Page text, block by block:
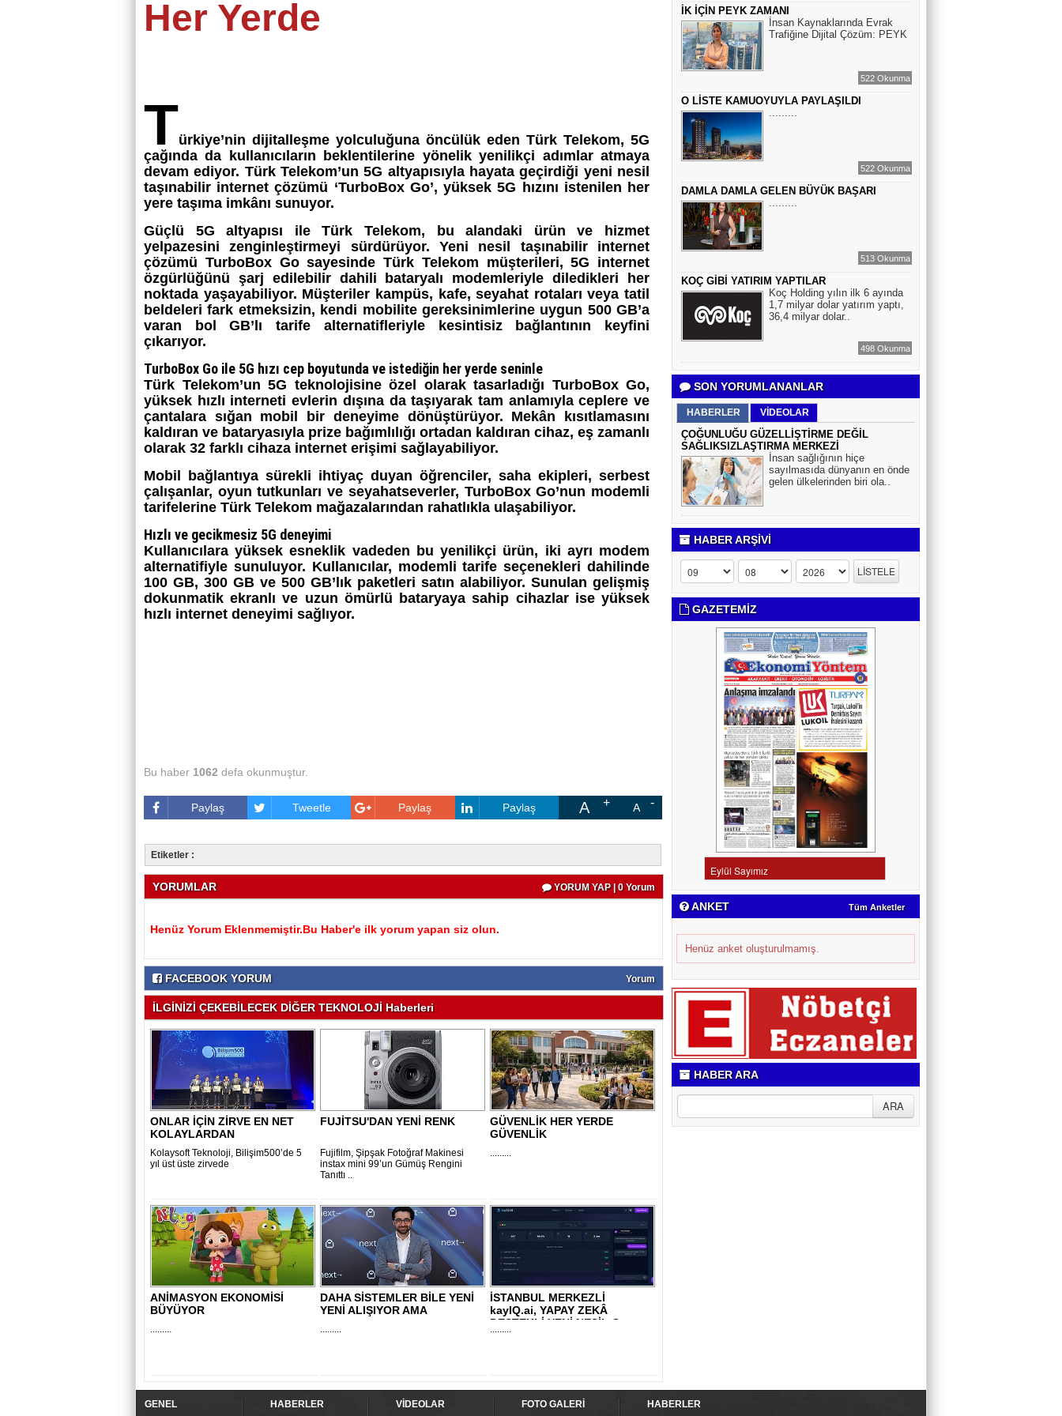
Her Yerde
Türkiye’nin dijitalleşme yolculuğuna öncülük eden Türk Telekom, 5G
çağında da kullanıcıların beklentilerine yönelik yenilikçi adımlar atmaya
devam ediyor. Türk Telekom’un 5G altyapısıyla hayata geçirdiği yeni nesil
taşınabilir internet çözümü ‘TurboBox Go’, yüksek 5G hızını istenilen her
yere taşıma imkânı sunuyor.
Güçlü 5G altyapısı ile Türk Telekom, bu alandaki ürün ve hizmet
yelpazesini zenginleştirmeyi sürdürüyor. Yeni nesil taşınabilir internet
çözümü TurboBox Go sayesinde Türk Telekom müşterileri, 5G internet
özgürlüğünü şarj edilebilir dahili bataryalı modemleriyle diledikleri her
noktada yaşayabiliyor. Müşteriler kampüs, kafe, seyahat rotaları veya tatil
beldeleri fark etmeksizin, kendi mobilite gereksinimlerine uygun 500 GB’a
varan bol GB’lı tarife alternatifleriyle kesintisiz bağlantının keyfini
çıkarıyor.
TurboBox Go ile 5G hızı cep boyutunda ve istediğin her yerde seninle
Türk Telekom’un 5G teknolojisine özel olarak tasarladığı TurboBox Go,
yüksek hızlı interneti evlerin dışına da taşıyarak tam anlamıyla ceplere ve
çantalara sığan mobil bir deneyime dönüştürüyor. Mekân kısıtlamasını
kaldıran ve bataryasıyla prize bağımlılığı ortadan kaldıran cihaz, eş zamanlı
olarak 32 farklı cihaza internet erişimi sağlayabiliyor.
Mobil bağlantıya sürekli ihtiyaç duyan öğrenciler, saha ekipleri, serbest
çalışanlar, oyun tutkunları ve seyahatseverler, TurboBox Go’nun modemli
tarifelerine Türk Telekom mağazalarından rahatlıkla ulaşabiliyor.
Hızlı ve gecikmesiz 5G deneyimi
Kullanıcılara yüksek esneklik vadeden bu yenilikçi ürün, iki ayrı modem
alternatifiyle sunuluyor. Kullanıcılar, modemli tarife seçenekleri dahilinde
100 GB, 300 GB ve 500 GB’lık ‎paketleri satın alabiliyor. Sunulan gelişmiş
dokunmatik ekranlı ve uzun ömürlü ‎bataryaya sahip cihazlar ise yüksek
hızlı internet deneyimi sağlıyor.‎
Bu haber 1062 defa okunmuştur.
Paylaş Tweetle Paylaş Paylaş A A
Etiketler :
YORUMLAR YORUM YAP | 0 Yorum
Henüz Yorum Eklenmemiştir.Bu Haber'e ilk yorum yapan siz olun.
FACEBOOK YORUM Yorum
İLGİNİZİ ÇEKEBİLECEK DİĞER TEKNOLOJİ Haberleri
ONLAR İÇİN ZİRVE EN NET
KOLAYLARDAN
Kolaysoft Teknoloji, Bilişim500’de 5
yıl üst üste zirvede
FUJİTSU'DAN YENİ RENK
Fujifilm, Şipşak Fotoğraf Makinesi
instax mini 99’un Gümüş Rengini
Tanıttı ..
GÜVENLİK HER YERDE
GÜVENLİK
.........
ANİMASYON EKONOMİSİ
BÜYÜYOR
.........
DAHA SİSTEMLER BİLE YENİ
YENİ ALIŞIYOR AMA
.........
İSTANBUL MERKEZLİ
kayIQ.ai, YAPAY ZEKÂ
DESTEKLİ YENİ NESİL Q..
.........
BİR ROMAN DAHA
EMİR EMİRHANOĞLU
MACİT SOYDAN
BİR KEDİNİN GÖZLERİNE
İK İÇİN PEYK ZAMANI
İnsan Kaynaklarında Evrak
Trafiğine Dijital Çözüm: PEYK
522 Okunma
O LİSTE KAMUOYUYLA PAYLAŞILDI
.........
522 Okunma
DAMLA DAMLA GELEN BÜYÜK BAŞARI
.........
513 Okunma
KOÇ GİBİ YATIRIM YAPTILAR
Koç Holding yılın ilk 6 ayında
1,7 milyar dolar yatırım yaptı,
36,4 milyar dolar..
498 Okunma
SON YORUMLANANLAR
HABERLER VİDEOLAR
ÇOĞUNLUĞU GÜZELLİŞTİRME DEĞİL
SAĞLIKSIZLAŞTIRMA MERKEZİ
İnsan sağlığının hiçe
sayılmasıda dünyanın en önde
gelen ülkelerinden biri ola..
HABER ARŞİVİ
GAZETEMİZ
ANKET Tüm Anketler
Henüz anket oluşturulmamış.
HABER ARA
GENEL HABERLER VİDEOLAR FOTO GALERİ HABERLER